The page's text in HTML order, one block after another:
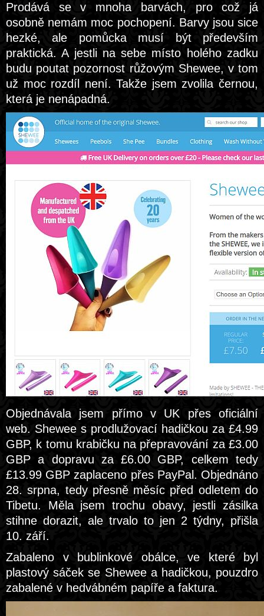
Prodává se v mnoha barvách, pro což já
osobně nemám moc pochopení. Barvy jsou sice
hezké, ale pomůcka musí být především
praktická. A jestli na sebe místo holého zadku
budu poutat pozornost růžovým Shewee, v tom
už moc rozdíl není. Takže jsem zvolila černou,
která je nenápadná.
Objednávala jsem přímo v UK přes oficiální
web. Shewee s prodlužovací hadičkou za £4.99
GBP, k tomu krabičku na přepravování za £3.00
GBP a dopravu za £6.00 GBP, celkem tedy
£13.99 GBP zaplaceno přes PayPal. Objednáno
28. srpna, tedy přesně měsíc před odletem do
Tibetu. Měla jsem trochu obavy, jestli zásilka
stihne dorazit, ale trvalo to jen 2 týdny, přišla
10. září.
Zabaleno v bublinkové obálce, ve které byl
plastový sáček se Shewee a hadičkou, pouzdro
zabalené v hedvábném papíře a faktura.